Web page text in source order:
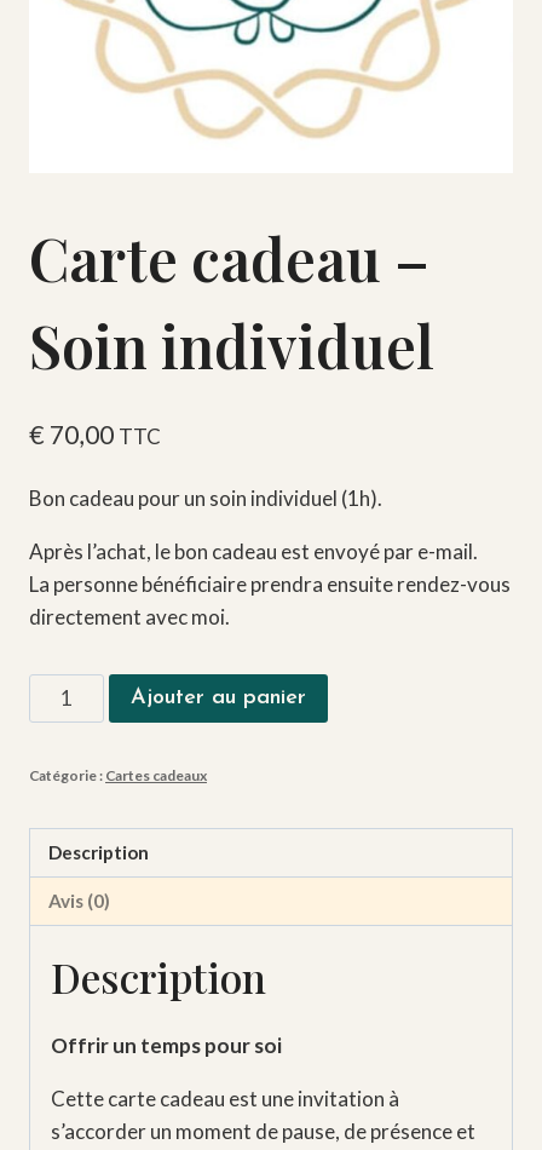
Carte cadeau –
Soin individuel
€ 70,00 TTC
Bon cadeau pour un soin individuel (1h).
Après l’achat, le bon cadeau est envoyé par e-mail.
La personne bénéficiaire prendra ensuite rendez-vous
directement avec moi.
quantité
de
cadeau
Soin
individuel
Ajouter au panier
Catégorie : Cartes cadeaux
Description
Avis (0)
Description
Offrir un temps pour soi
Cette carte cadeau est une invitation à
s’accorder un moment de pause, de présence et